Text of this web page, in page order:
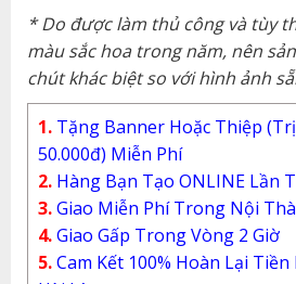
* Do được làm thủ công và tùy
màu sắc hoa trong năm, nên
chút khác biệt so với hình ảnh
1. Tặng Banner Hoặc Thiệp
50.000đ) Miễn Phí
2. Hàng Bạn Tạo ONLINE Lần
3.Giao Miễn Phí Trong Nội
4.Giao Gấp Trong Vòng 2 Giờ
5.Cam Kết 100% Hoàn Lại